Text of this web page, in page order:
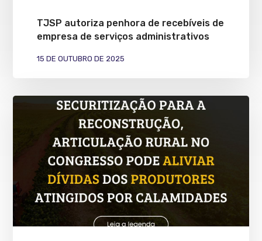
TJSP autoriza penhora de recebíveis de
empresa de serviços administrativos
15 DE OUTUBRO DE 2025